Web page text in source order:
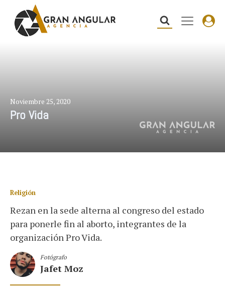
Noviembre 25, 2020
Pro Vida
Religión
Rezan en la sede alterna al congreso del estado
para ponerle fin al aborto, integrantes de la
organización Pro Vida.
Fotógrafo
Jafet Moz